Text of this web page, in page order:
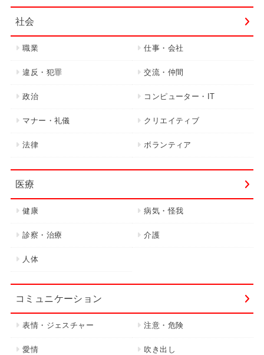
社会
職業 仕事・会社
違反・犯罪 交流・仲間
政治 コンピューター・IT
マナー・礼儀 クリエイティブ
法律 ボランティア
医療
健康 病気・怪我
診察・治療 介護
人体
コミュニケーション
表情・ジェスチャー 注意・危険
愛情 吹き出し